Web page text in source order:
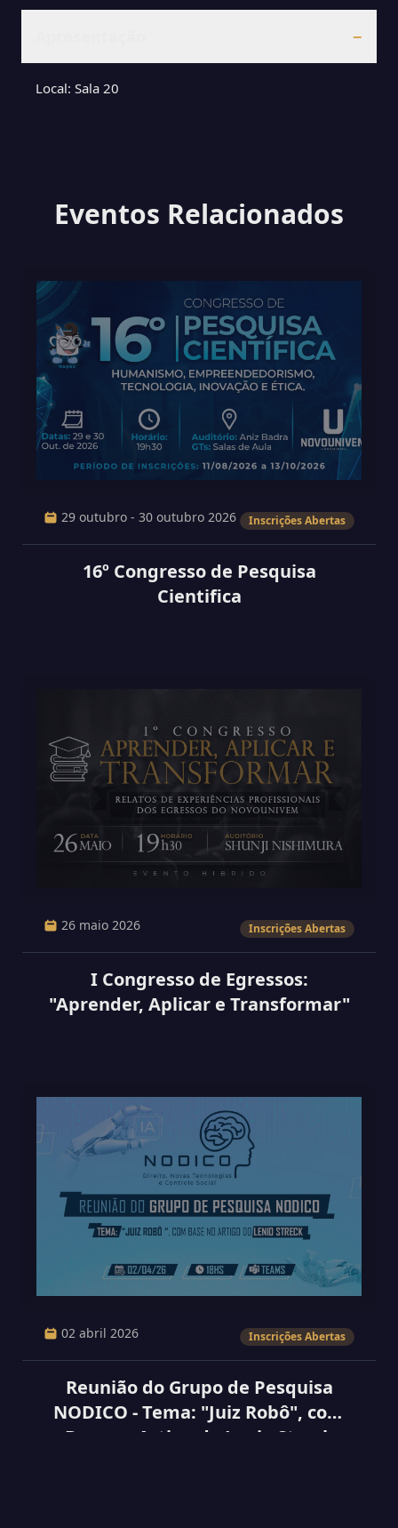
−
Local: Sala 20
Eventos Relacionados
29 outubro - 30 outubro 2026 Inscrições Abertas
16º Congresso de Pesquisa
Cientifica
26 maio 2026 Inscrições Abertas
I Congresso de Egressos:
"Aprender, Aplicar e Transformar"
02 abril 2026 Inscrições Abertas
Reunião do Grupo de Pesquisa
NODICO - Tema: "Juiz Robô", com
Base no Artigo do Lenio Streck